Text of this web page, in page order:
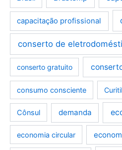
capacitação profissional
conserto de
conserto gratuito
consumo consciente
Cônsul demanda
economia circular